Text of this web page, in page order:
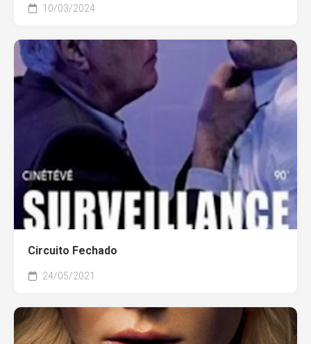
10/03/2024
Circuito Fechado
24/05/2021